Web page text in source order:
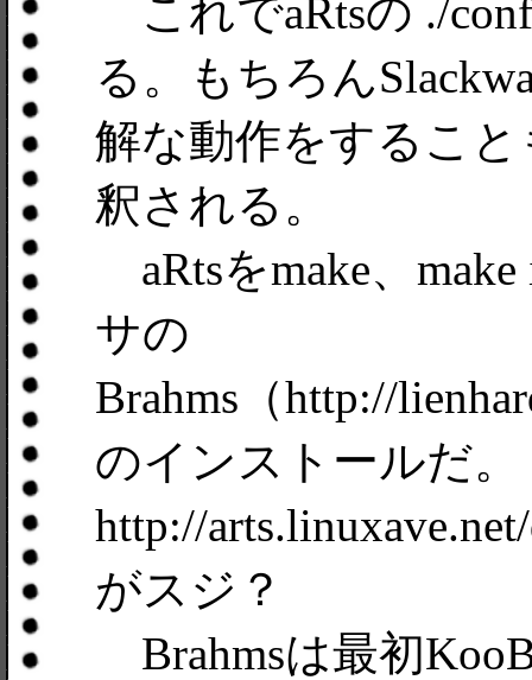
これでaRtsの ./
る。もちろん
解な動作をすること
釈される。
aRtsをmake、
サの
Brahms（http://
のインストールだ。
http://
がスジ？
Brahmsは最初